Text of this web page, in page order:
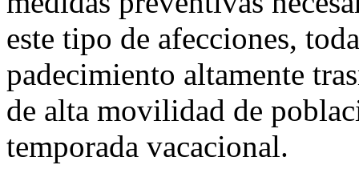
este tipo de afecciones,
padecimiento altamente
de alta movilidad de
temporada vacacional.